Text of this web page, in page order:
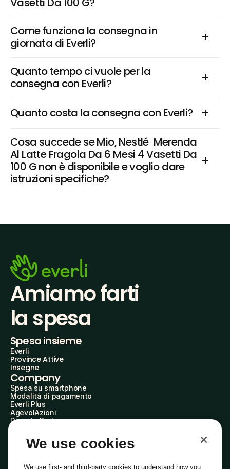
Come funziona la consegna in
giornata di Everli?
Quanto tempo ci vuole per la
consegna con Everli?
Quanto costa la consegna con Everli?
Cosa succede se Mio, Nestlé  Merenda
Al Latte Fragola Da 6 Mesi 4 Vasetti Da
100 G non è disponibile e voglio dare
istruzioni specifiche?
Amiamo farti
la spesa
Spesa insieme
Everli
Province Attive
Insegne
Company
Spesa su smartphone
Modalità di pagamento
Everli Plus
AgevolAzioni
Diventa Partner
Everli Shoppers
About Us
Everli News
We use cookies
We use first- and third-party cookies to understand how you